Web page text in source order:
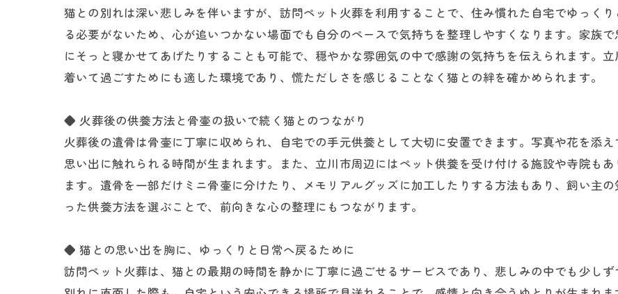
猫との別れは深い悲しみを伴いますが、訪問ペット火葬を利用することで、住み慣れた自宅でゆっく
る必要がないため、心が追いつかない場面でも自分のペースで気持ちを整理しやすくなります。家族
にそっと寝かせてあげたりすることも可能で、穏やかな雰囲気の中で感謝の気持ちを伝えられます。
着いて過ごすためにも適した環境であり、慌ただしさを感じることなく猫との絆を確かめられます。
◆ 火葬後の供養方法と骨壷の扱いで続く猫とのつながり
火葬後の遺骨は骨壷に丁寧に収められ、自宅での手元供養として大切に安置できます。写真や花を添
思い出に触れられる時間が生まれます。また、立川市周辺にはペット供養を受け付ける施設や寺院も
ます。遺骨を一部だけミニ骨壷に分けたり、メモリアルグッズに加工したりする方法もあり、飼い主
った供養方法を選ぶことで、前向きな心の整理にもつながります。
◆ 猫との思い出を胸に、ゆっくりと日常へ戻るために
訪問ペット火葬は、猫との最期の時間を静かに丁寧に過ごせるサービスであり、悲しみの中でも少し